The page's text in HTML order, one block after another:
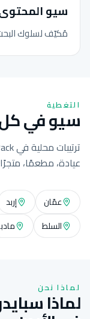
سيو
مُكيّف لسلوك
التغطية
سيو في كل
عيادة، مطعمًا،
عمّان إربد
السلط
لماذا نحن
لماذا